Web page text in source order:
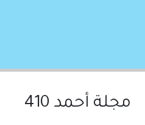
مجلة أحمد 410